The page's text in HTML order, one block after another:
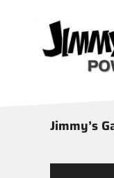
Jimmy’s